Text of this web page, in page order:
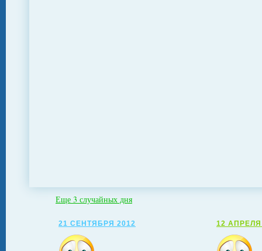
Еще 3 случайных дня
21 СЕНТЯБРЯ 2012 12 АПРЕЛЯ